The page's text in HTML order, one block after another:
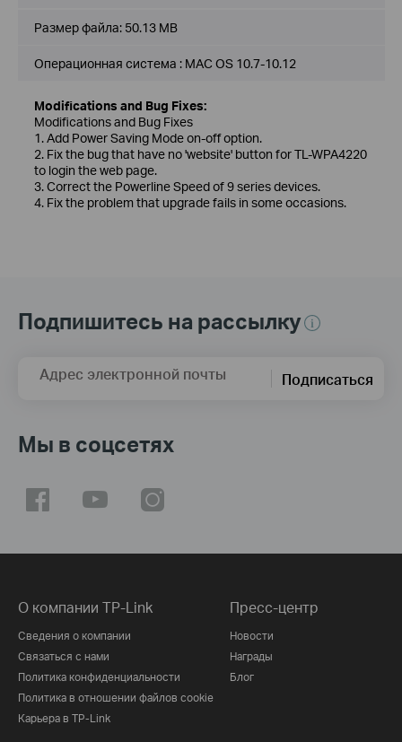
Размер файла: 50.13 MB
Операционная система : MAC OS 10.7-10.12
Modifications and Bug Fixes:
Modifications and Bug Fixes
1. Add Power Saving Mode on-off option.
2. Fix the bug that have no 'website' button for TL-WPA4220
to login the web page.
3. Correct the Powerline Speed of 9 series devices.
4. Fix the problem that upgrade fails in some occasions.
Подпишитесь на рассылку
Адрес электронной почты Подписаться
Мы в соцсетях
О компании TP-Link
Сведения о компании
Связаться с нами
Политика конфиденциальности
Политика в отношении файлов cookie
Карьера в TP-Link
Пресс-центр
Новости
Награды
Блог